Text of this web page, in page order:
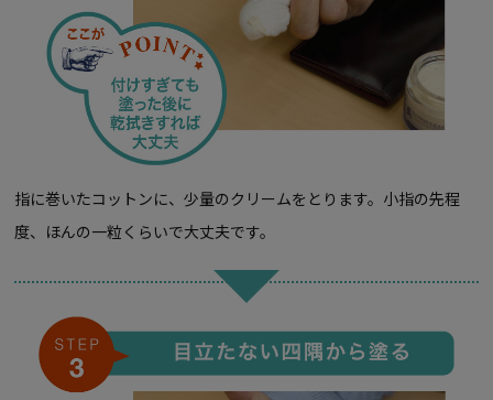
指に巻いたコットンに、少量のクリームをとります。小指の先程
度、ほんの一粒くらいで大丈夫です。